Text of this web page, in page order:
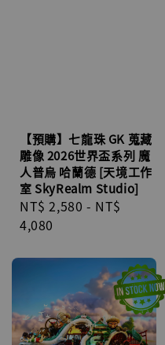
【預購】七龍珠 GK 蒐藏
雕像 2026世界盃系列 魔
人普烏 哈蘭德 [天境工作
室 SkyRealm Studio]
Regular
price
NT$ 2,580 - NT$
4,080